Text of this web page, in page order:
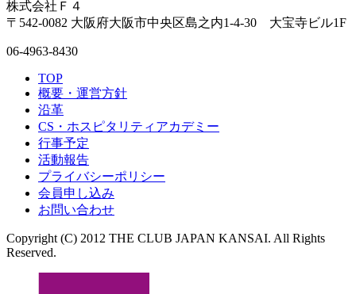
株式会社Ｆ４
〒542-0082 大阪府大阪市中央区島之内1-4-30 大宝寺ビル1F
06-4963-8430
TOP
概要・運営方針
沿革
CS・ホスピタリティアカデミー
行事予定
活動報告
プライバシーポリシー
会員申し込み
お問い合わせ
Copyright (C) 2012 THE CLUB JAPAN KANSAI. All Rights
Reserved.